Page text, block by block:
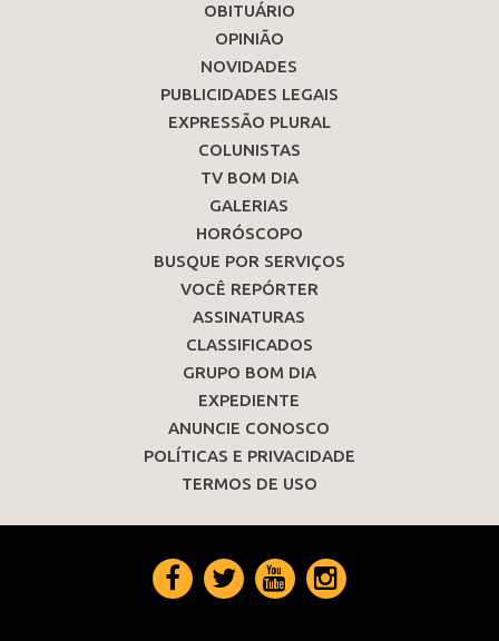
OBITUÁRIO
OPINIÃO
NOVIDADES
PUBLICIDADES LEGAIS
EXPRESSÃO PLURAL
COLUNISTAS
TV BOM DIA
GALERIAS
HORÓSCOPO
BUSQUE POR SERVIÇOS
VOCÊ REPÓRTER
ASSINATURAS
CLASSIFICADOS
GRUPO BOM DIA
EXPEDIENTE
ANUNCIE CONOSCO
POLÍTICAS E PRIVACIDADE
TERMOS DE USO